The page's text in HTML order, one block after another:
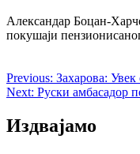
Александар Боцан-
покушаји
Previous: Захарова:
Next: Руски амбасадор
Издвајамо